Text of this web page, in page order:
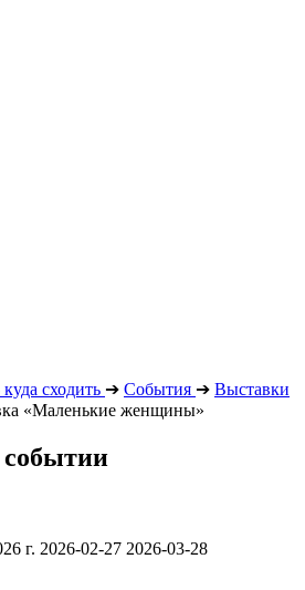
сходить ➔ События ➔ Выставки
«Маленькие женщины»
г. 2026-02-27 2026-03-28